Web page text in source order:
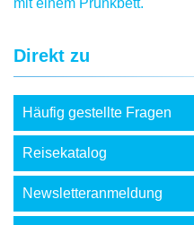
Direkt zu
Häufig gestellte Fragen
Reisekatalog
Newsletteranmeldung